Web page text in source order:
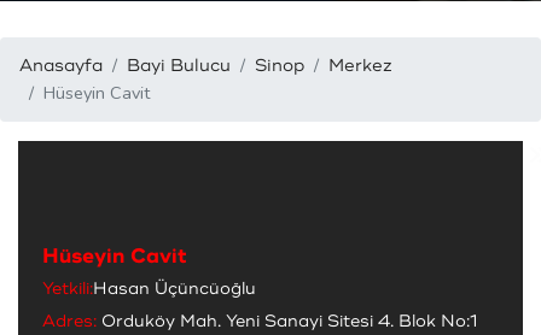
Anasayfa Bayi Bulucu Sinop Merkez
Hüseyin Cavit
Hüseyin Cavit
Yetkili:Hasan Üçüncüoğlu
Adres: Orduköy Mah. Yeni Sanayi Sitesi 4. Blok No:1